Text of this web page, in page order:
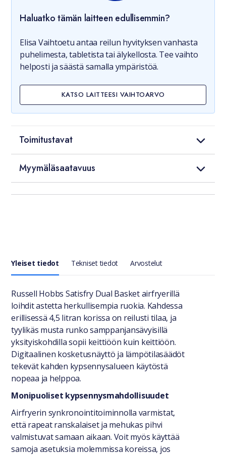
Haluatko tämän laitteen edullisemmin?
Elisa Vaihtoetu antaa reilun hyvityksen vanhasta
puhelimesta, tabletista tai älykellosta. Tee vaihto
helposti ja säästä samalla ympäristöä.
KATSO LAITTEESI VAIHTOARVO
Toimitustavat
Myymäläsaatavuus
Yleiset tiedot Tekniset tiedot Arvostelut
Yleiset tiedot
Russell Hobbs Satisfry Dual Basket airfryerillä
loihdit astetta herkullisempia ruokia. Kahdessa
erillisessä 4,5 litran korissa on reilusti tilaa, ja
tyylikäs musta runko samppanjansävyisillä
yksityiskohdilla sopii keittiöön kuin keittiöön.
Digitaalinen kosketusnäyttö ja lämpötilasäädöt
tekevät kahden kypsennysalueen käytöstä
nopeaa ja helppoa.
Monipuoliset kypsennysmahdollisuudet
Airfryerin synkronointitoiminnolla varmistat,
että rapeat ranskalaiset ja mehukas pihvi
valmistuvat samaan aikaan. Voit myös käyttää
samoja asetuksia molemmissa koreissa, jos